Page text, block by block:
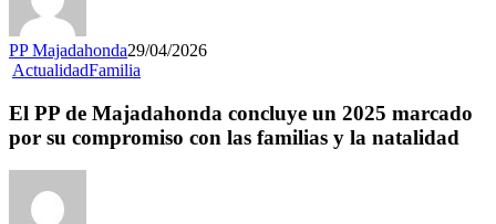
PP Majadahonda29/04/2026
ActualidadFamilia
El PP de Majadahonda concluye un 2025 marcado
por su compromiso con las familias y la natalidad